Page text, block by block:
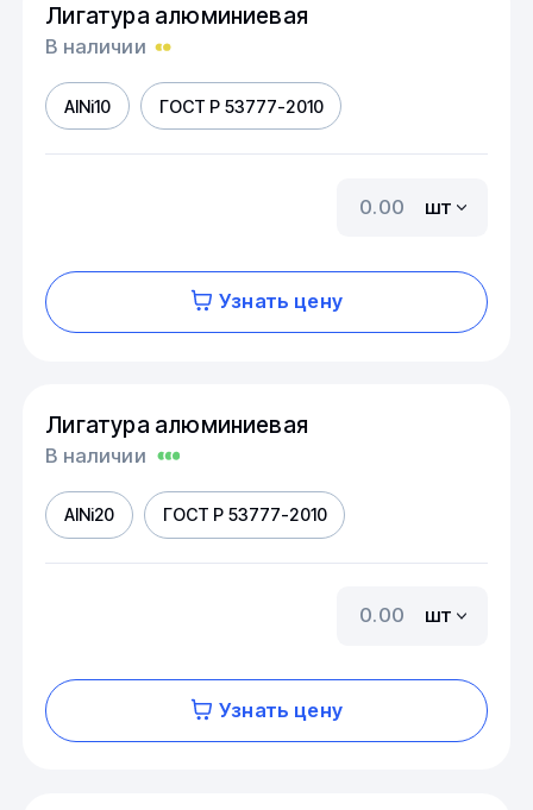
Лигатура алюминиевая
В наличии
AINi10 ГОСТ Р 53777-2010
шт
Узнать цену
Лигатура алюминиевая
В наличии
AINi20 ГОСТ Р 53777-2010
шт
Узнать цену